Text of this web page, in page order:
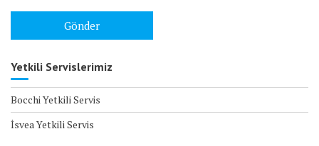
Yetkili Servislerimiz
Bocchi Yetkili Servis
İsvea Yetkili Servis